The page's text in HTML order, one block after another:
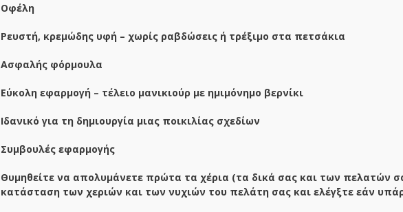
Οφέλη
Ρευστή, κρεμώδης υφή – χωρίς ραβδώσεις ή τρέξιμο στα πετσάκια
Ασφαλής φόρμουλα
Εύκολη εφαρμογή – τέλειο μανικιούρ με ημιμόνημο βερνίκι
Ιδανικό για τη δημιουργία μιας ποικιλίας σχεδίων
Συμβουλές εφαρμογής
Θυμηθείτε να απολυμάνετε πρώτα τα χέρια (τα δικά σας και των πελατών
κατάσταση των χεριών και των νυχιών του πελάτη σας και ελέγξτε εάν